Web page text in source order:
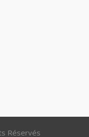
Réservés